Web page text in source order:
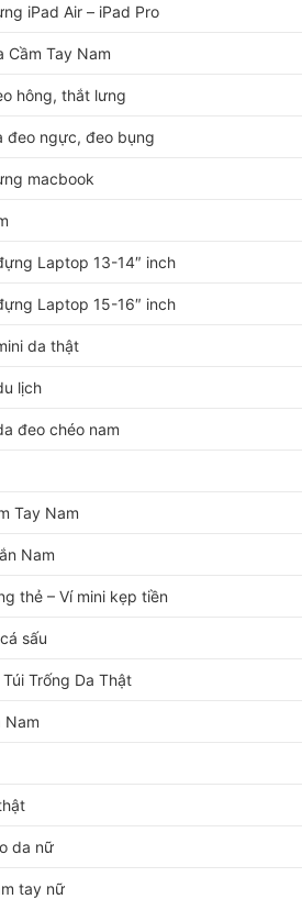
iPad Air – iPad Pro
Cầm Tay Nam
hông, thắt lưng
đeo ngực, đeo bụng
macbook
Laptop 13-14″ inch
Laptop 15-16″ inch
da thật
lịch
đeo chéo nam
Tay Nam
Nam
thẻ – Ví mini kẹp tiền
sấu
Trống Da Thật
Nam
da nữ
tay nữ